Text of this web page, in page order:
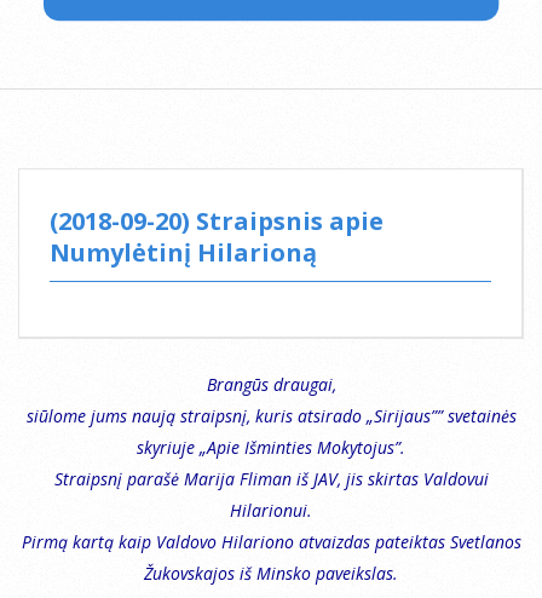
(2018-09-20) Straipsnis apie
Numylėtinį Hilarioną
Brangūs draugai,
siūlome jums naują straipsnį, kuris atsirado „Sirijaus”” svetainės
skyriuje „Apie Išminties Mokytojus”.
Straipsnį parašė Marija Fliman iš JAV, jis skirtas Valdovui
Hilarionui.
Pirmą kartą kaip Valdovo Hilariono atvaizdas pateiktas Svetlanos
Žukovskajos iš Minsko paveikslas.